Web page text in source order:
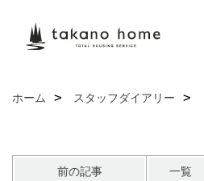
ホーム スタッフダイアリー
前の記事 一覧